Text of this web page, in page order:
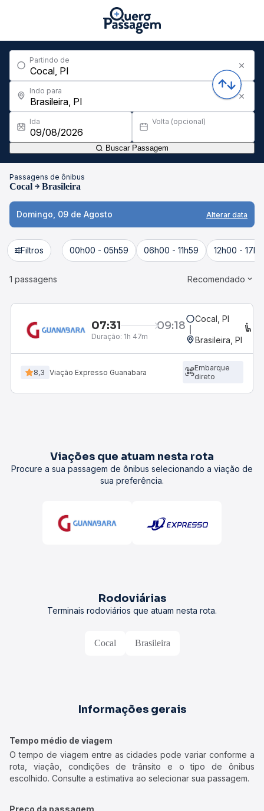
Partindo de
Indo para
Ida Volta (opcional)
Buscar Passagem
Passagens de ônibus
Cocal Brasileira
Domingo, 09 de Agosto Alterar data
Filtros 00h00 - 05h59 06h00 - 11h59 12h00 -
1 passagens Recomendado
07:31 09:18
Duração: 1h 47m
Cocal, PI
Brasileira, PI
8,3 Viação Expresso Guanabara
Embarque
direto
Viações que atuam nesta rota
Procure a sua passagem de ônibus selecionando a viação de
sua preferência.
Rodoviárias
Terminais rodoviários que atuam nesta rota.
Cocal Brasileira
Informações gerais
Tempo médio de viagem
O tempo de viagem entre as cidades pode variar conforme a
rota, viação, condições de trânsito e o tipo de ônibus
escolhido. Consulte a estimativa ao selecionar sua passagem.
Preço da passagem